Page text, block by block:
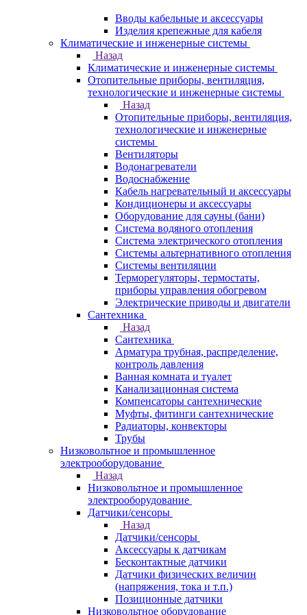
Вводы кабельные и аксессуары
Изделия крепежные для кабеля
Климатические и инженерные системы
Назад
Климатические и инженерные системы
Отопительные приборы, вентиляция,
технологические и инженерные системы
Назад
Отопительные приборы, вентиляция,
технологические и инженерные
системы
Вентиляторы
Водонагреватели
Водоснабжение
Кабель нагревательный и аксессуары
Кондиционеры и аксессуары
Оборудование для сауны (бани)
Система водяного отопления
Система электрического отопления
Системы альтернативного отопления
Системы вентиляции
Терморегуляторы, термостаты,
приборы управления обогревом
Электрические приводы и двигатели
Сантехника
Назад
Сантехника
Арматура трубная, распределение,
контроль давления
Ванная комната и туалет
Канализационная система
Компенсаторы сантехнические
Муфты, фитинги сантехнические
Радиаторы, конвекторы
Трубы
Низковольтное и промышленное
электрооборудование
Назад
Низковольтное и промышленное
электрооборудование
Датчики/сенсоры
Назад
Датчики/сенсоры
Аксессуары к датчикам
Бесконтактные датчики
Датчики физических величин
(напряжения, тока и т.п.)
Позиционные датчики
Низковольтное оборудование